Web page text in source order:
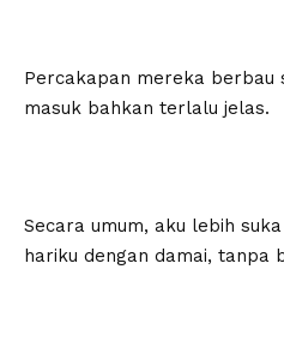
Percakapan mereka berbau
masuk bahkan terlalu jelas.
Secara umum, aku lebih
hariku dengan damai, tanpa